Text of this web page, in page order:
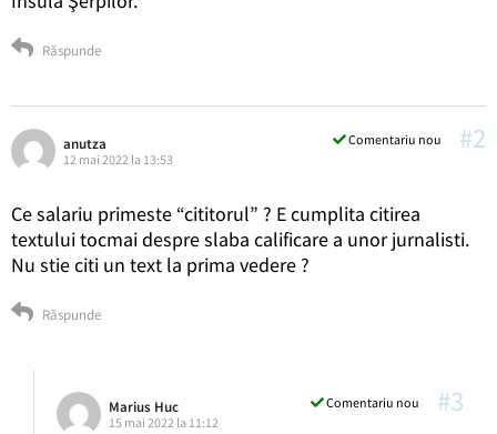
Răspunde
#2
Comentariu nou
anutza
12 mai 2022 la 13:53
Ce salariu primeste “cititorul” ? E cumplita citirea
textului tocmai despre slaba calificare a unor jurnalisti.
Nu stie citi un text la prima vedere ?
Răspunde
#3
Comentariu nou
Marius Huc
15 mai 2022 la 11:12